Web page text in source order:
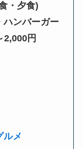
・夕食)
ハンバーガー
円
ルメ